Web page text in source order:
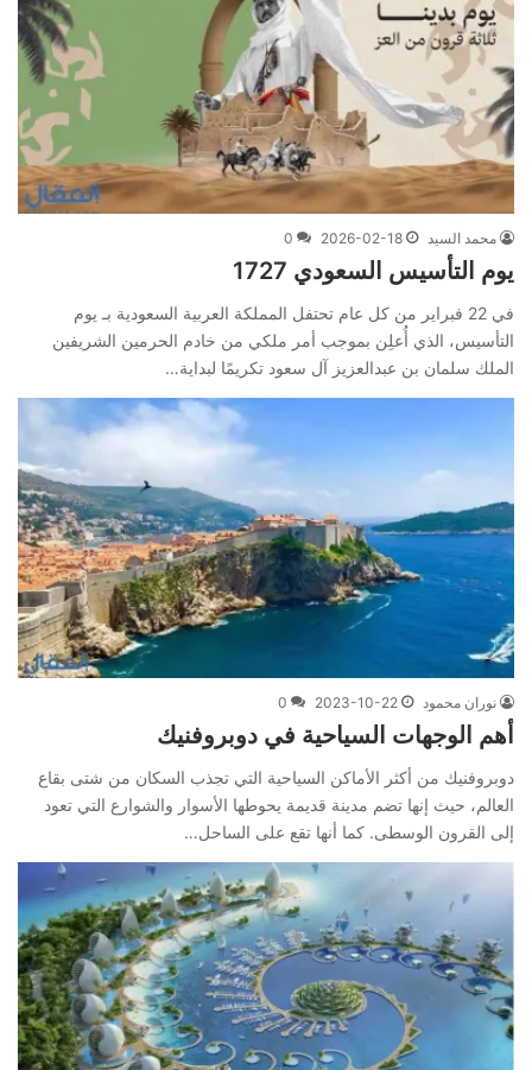
محمد السيد 2026-02-18
0
يوم التأسيس السعودي 1727
في 22 فبراير من كل عام تحتفل المملكة العربية السعودية بـ يوم
التأسيس، الذي أُعلِن بموجب أمر ملكي من خادم الحرمين الشريفين
الملك سلمان بن عبدالعزيز آل سعود تكريمًا لبداية…
نوران محمود 2023-10-22
0
أهم الوجهات السياحية في دوبروفنيك
دوبروفنيك من أكثر الأماكن السياحية التي تجذب السكان من شتى بقاع
العالم، حيث إنها تضم مدينة قديمة يحوطها الأسوار والشوارع التي تعود
إلى القرون الوسطى. كما أنها تقع على الساحل…